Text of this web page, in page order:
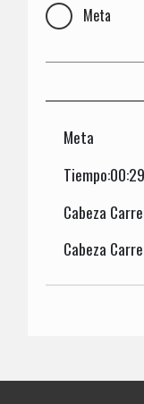
Meta
Meta
Cabeza
Cabeza